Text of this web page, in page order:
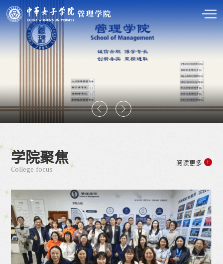
学院聚焦
College focus
阅读更多